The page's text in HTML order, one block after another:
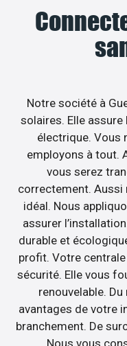
Notre société à
solaires. Elle
électrique. Vous
employons à tout.
vous serez
correctement. Aussi
idéal. Nous
assurer
durable et
profit. Votre
sécurité. Elle vous
renouvelable.
avantages de votre
branchement. De